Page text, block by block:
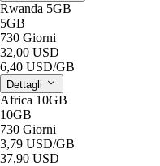
Rwanda 5GB
5GB
730 Giorni
32,00 USD
6,40 USD/GB
Dettagli
Africa 10GB
10GB
730 Giorni
3,79 USD/GB
37,90 USD